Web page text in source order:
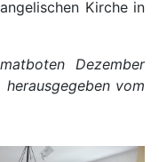
Kirche in
Dezember
vom